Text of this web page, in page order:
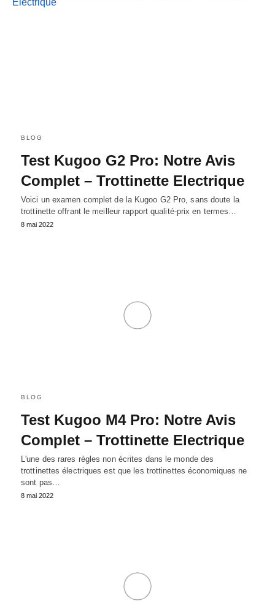
BLOG
Test Kugoo G2 Pro: Notre Avis
Complet – Trottinette Electrique
Voici un examen complet de la Kugoo G2 Pro, sans doute la
trottinette offrant le meilleur rapport qualité-prix en termes…
8 mai 2022
BLOG
Test Kugoo M4 Pro: Notre Avis
Complet – Trottinette Electrique
L'une des rares règles non écrites dans le monde des
trottinettes électriques est que les trottinettes économiques ne
sont pas…
8 mai 2022